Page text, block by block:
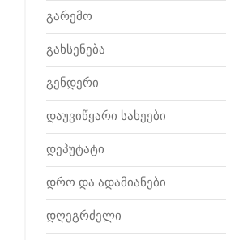
გარემო
გახსენება
გენდერი
დაუვიწყარი სახეები
დეპუტატი
დრო და ადამიანები
დღეგრძელი